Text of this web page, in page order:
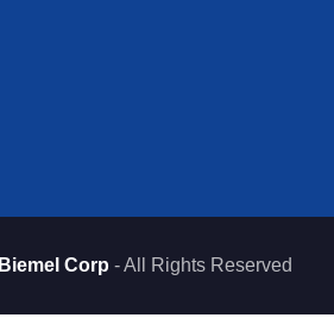
Biemel Corp - All Rights Reserved